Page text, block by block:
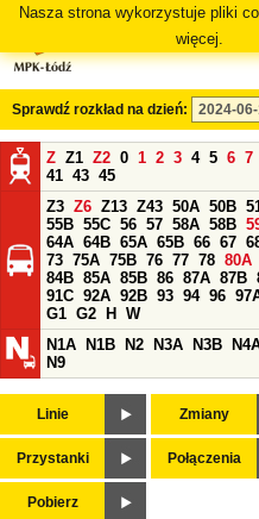
Nasza strona wykorzystuje pliki
więcej.
Sprawdź rozkład na dzień:
Z Z1 Z2 0 1 2 3 4 5 6 7
41 43 45
Z3 Z6 Z13 Z43 50A 50B
55B 55C 56 57 58A 58B
64A 64B 65A 65B 66 67
73 75A 75B 76 77 78 80A
84B 85A 85B 86 87A 87B
91C 92A 92B 93 94 96
G1 G2 H
W
N1A
N1B N2 N3A N3B
N9
Linie Zmiany
Przystanki Połączenia
Pobierz